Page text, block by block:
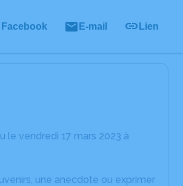
Facebook E-mail Lien
le vendredi 17 mars 2023 à
une anecdote ou exprimer